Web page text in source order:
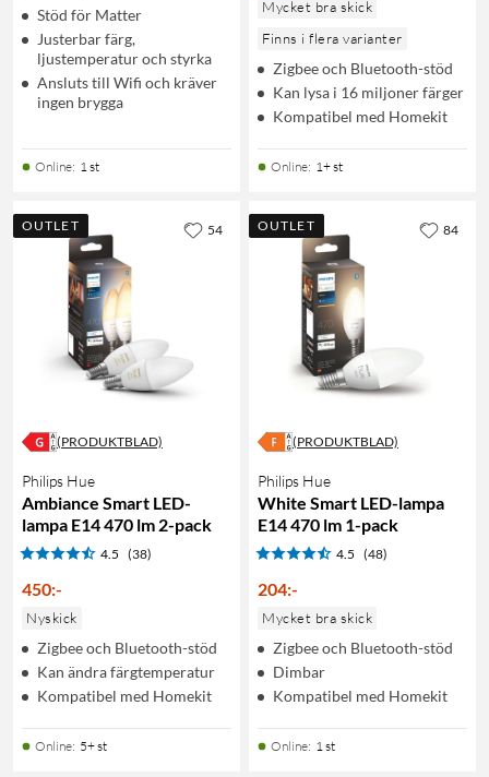
Stöd för Matter
Justerbar färg,
ljustemperatur och styrka
Ansluts till Wifi och kräver
ingen brygga
Online: 1 st
Mycket bra skick
Finns i flera varianter
Zigbee och Bluetooth-stöd
Kan lysa i 16 miljoner färger
Kompatibel med Homekit
Online: 1+ st
OUTLET
(PRODUKTBLAD)
Philips Hue
Ambiance Smart LED-
lampa E14 470 lm 2-pack
4.5 (38)
450:-
Nyskick
Zigbee och Bluetooth-stöd
Kan ändra färgtemperatur
Kompatibel med Homekit
Online: 5+ st
54 OUTLET
(PRODUKTBLAD)
Philips Hue
White Smart LED-lampa
E14 470 lm 1-pack
4.5 (48)
204:-
Mycket bra skick
Zigbee och Bluetooth-stöd
Dimbar
Kompatibel med Homekit
Online: 1 st
84